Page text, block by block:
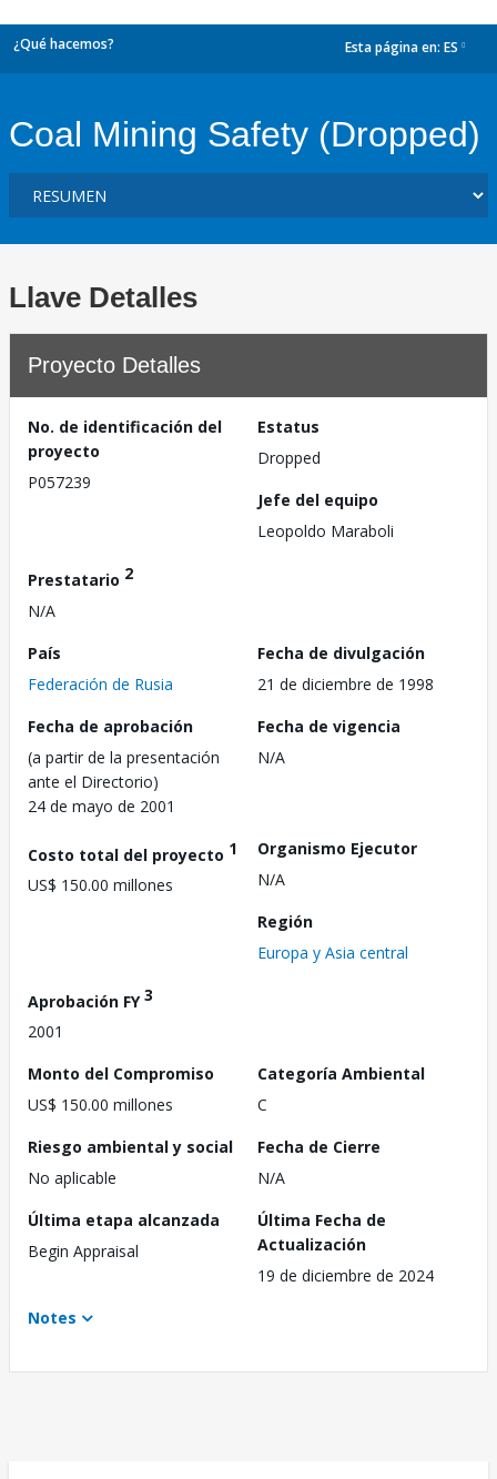
¿Qué hacemos? Esta página en: ES
Coal Mining Safety (Dropped)
Llave Detalles
Proyecto Detalles
No. de identificación del
proyecto
P057239
Estatus
Dropped
Jefe del equipo
Leopoldo Maraboli
Prestatario 2
N/A
País
Federación de Rusia
Fecha de divulgación
21 de diciembre de 1998
Fecha de aprobación
(a partir de la presentación
ante el Directorio)
24 de mayo de 2001
Fecha de vigencia
N/A
Costo total del proyecto 1
US$ 150.00 millones
Organismo Ejecutor
N/A
Región
Europa y Asia central
Aprobación FY3
2001
Monto del Compromiso
US$ 150.00 millones
Categoría Ambiental
C
Riesgo ambiental y social
No aplicable
Fecha de Cierre
N/A
Última etapa alcanzada
Begin Appraisal
Última Fecha de
Actualización
19 de diciembre de 2024
Notes